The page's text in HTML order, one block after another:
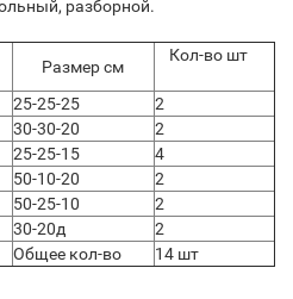
разборной.
Размер см
Кол-во шт
25-25-25
2
30-30-20
2
25-25-15
4
50-10-20
2
50-25-10
2
30-20д
2
Общее кол-во
14 шт